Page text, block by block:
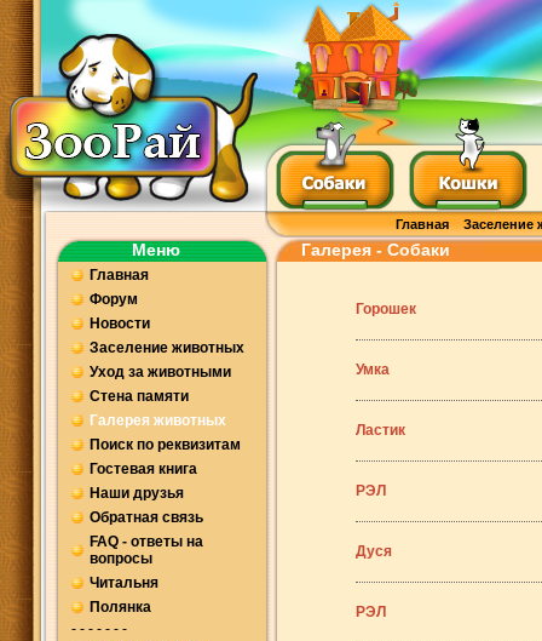
Главная Заселение
Меню
Главная
Форум
Новости
Заселение животных
Уход за животными
Стена памяти
Галерея животных
Поиск по реквизитам
Гостевая книга
Наши друзья
Обратная связь
FAQ - ответы на
вопросы
Читальня
Полянка
- - - - - - -
Галерея - Собаки
Горошек
Умка
Ластик
РЭЛ
Дуся
РЭЛ